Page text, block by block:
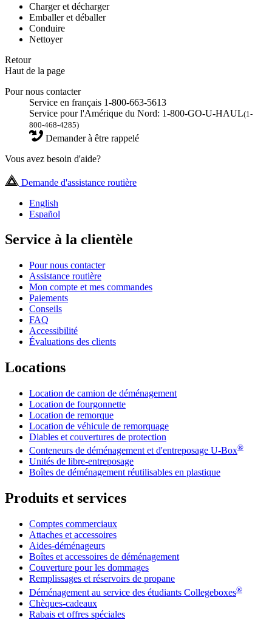
Charger et décharger
Emballer et déballer
Conduire
Nettoyer
Retour
Haut de la page
Pour nous contacter
Service en français 1-800-663-5613
Service pour l'Amérique du Nord: 1-800-GO-U-HAUL(1-
800-468-4285)
Demander à être rappelé
Vous avez besoin d'aide?
Demande d'assistance routière
English
Español
Service à la clientèle
Pour nous contacter
Assistance routière
Mon compte et mes commandes
Paiements
Conseils
FAQ
Accessibilité
Évaluations des clients
Locations
Location de camion de déménagement
Location de fourgonnette
Location de remorque
Location de véhicule de remorquage
Diables et couvertures de protection
Conteneurs de déménagement et d'entreposage U-Box®
Unités de libre-entreposage
Boîtes de déménagement réutilisables en plastique
Produits et services
Comptes commerciaux
Attaches et accessoires
Aides-déménageurs
Boîtes et accessoires de déménagement
Couverture pour les dommages
Remplissages et réservoirs de propane
Déménagement au service des étudiants Collegeboxes®
Chèques-cadeaux
Rabais et offres spéciales